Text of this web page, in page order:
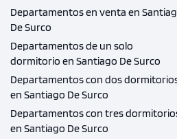
Departamentos en venta en
De Surco
Departamentos de un solo
dormitorio en Santiago De Surco
Departamentos con dos
en Santiago De Surco
Departamentos con tres
en Santiago De Surco